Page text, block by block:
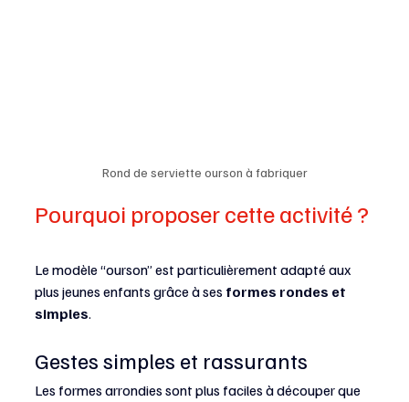
Rond de serviette ourson à fabriquer
Pourquoi proposer cette activité ?
Le modèle “ourson” est particulièrement adapté aux
plus jeunes enfants grâce à ses formes rondes et
simples.
Gestes simples et rassurants
Les formes arrondies sont plus faciles à découper que